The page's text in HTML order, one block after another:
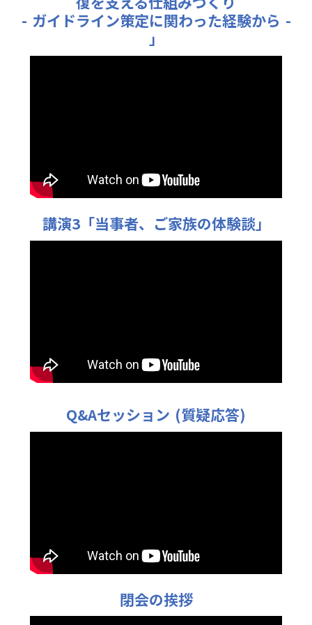
復を支える仕組みづくり
- ガイドライン策定に関わった経験から -
」
講演3「当事者、ご家族の体験談」
Q&Aセッション (質疑応答)
閉会の挨拶